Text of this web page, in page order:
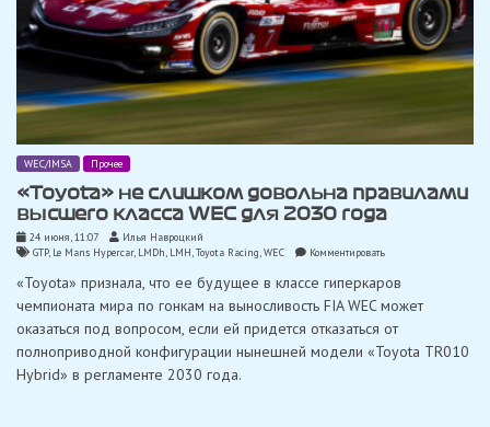
WEC/IMSA Прочее
«Toyota» не слишком довольна правилами
высшего класса WEC для 2030 года
24 июня, 11:07
Илья Навроцкий
GTP, Le Mans Hypercar, LMDh, LMH,Toyota Racing,WEC Комментироватьon
не
довольна
правилами
класса
«Toyota» признала, что ее будущее в классе гиперкаров
чемпионата мира по гонкам на выносливость FIA WEC может
оказаться под вопросом, если ей придется отказаться от
полноприводной конфигурации нынешней модели «Toyota TR010
Hybrid» в регламенте 2030 года.